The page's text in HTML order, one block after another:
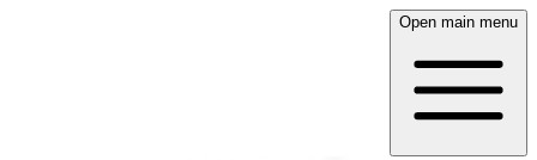
Open main menu